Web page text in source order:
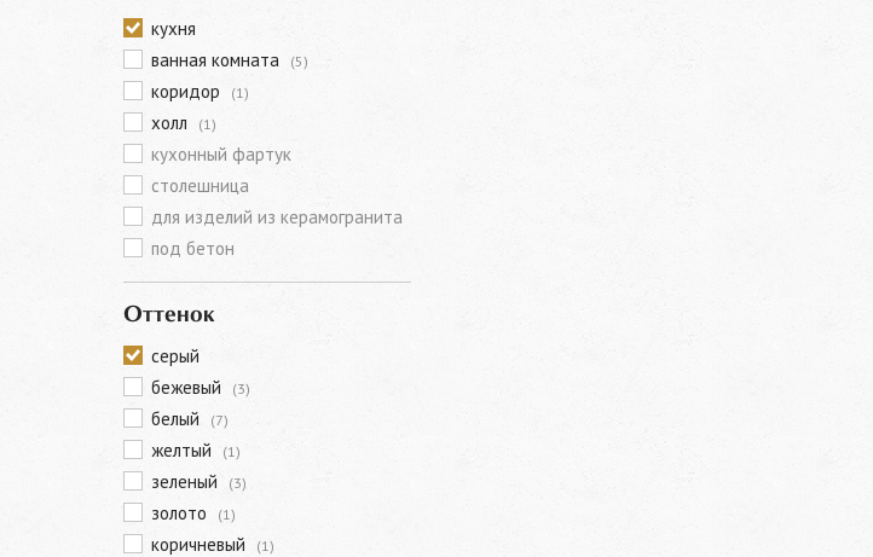
кухня
ванная комната
(5)
коридор (1)
холл (1)
кухонный фартук
столешница
для изделий из керамогранита
под бетон
Оттенок
серый
бежевый
(3)
белый (7)
желтый (1)
зеленый (3)
золото (1)
коричневый (1)